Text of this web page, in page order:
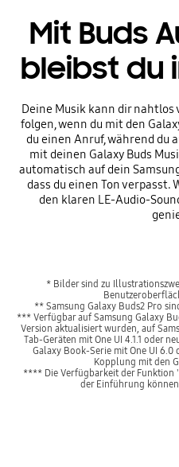
Mit Buds
bleibst du
Deine Musik kann dir nahtlos
folgen, wenn du mit den
du einen Anruf, während du
mit deinen Galaxy Buds
automatisch auf dein
dass du einen Ton verpasst.
den klaren LE-Audio-
* Bilder sind zu
** Samsung Galaxy Buds2 Pro
*** Verfügbar auf Samsung Galaxy
Version aktualisiert wurden, auf
Tab-Geräten mit One UI 4.1.1 oder
Galaxy Book-Serie mit One UI
Kopplung mit den
**** Die Verfügbarkeit der Funktion
der Einführung